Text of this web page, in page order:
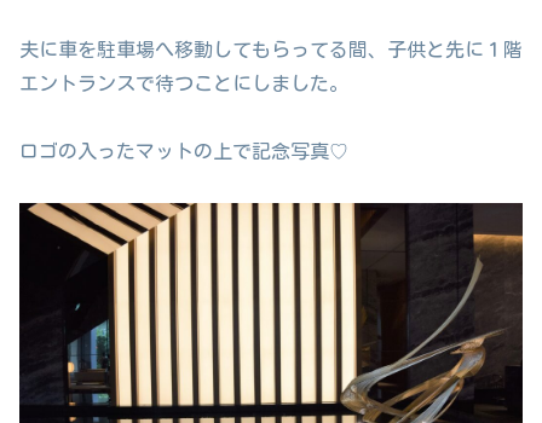
夫に車を駐車場へ移動してもらってる間、子供と先に１階
エントランスで待つことにしました。
ロゴの入ったマットの上で記念写真♡